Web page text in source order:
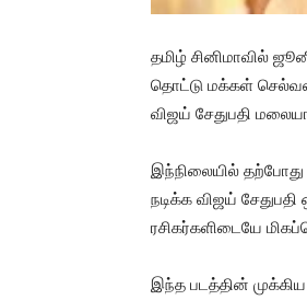
தமிழ் சினிமாவில்
தொட்டு மக்கள்
விஜய் சேதுபதி
இந்நிலையில்
நடிக்க விஜய்
ரசிகர்களிடையே
இந்த படத்தின்